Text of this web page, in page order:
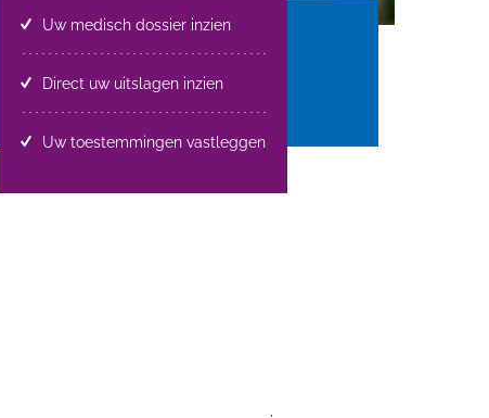
Uw medisch dossier inzien
Direct uw uitslagen inzien
Uw toestemmingen vastleggen